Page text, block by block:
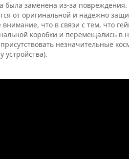
была заменена из-за повреждения.
от оригинальной и надежно
внимание, что в связи с тем, что
коробки и перемещались в
незначительные
устройства).